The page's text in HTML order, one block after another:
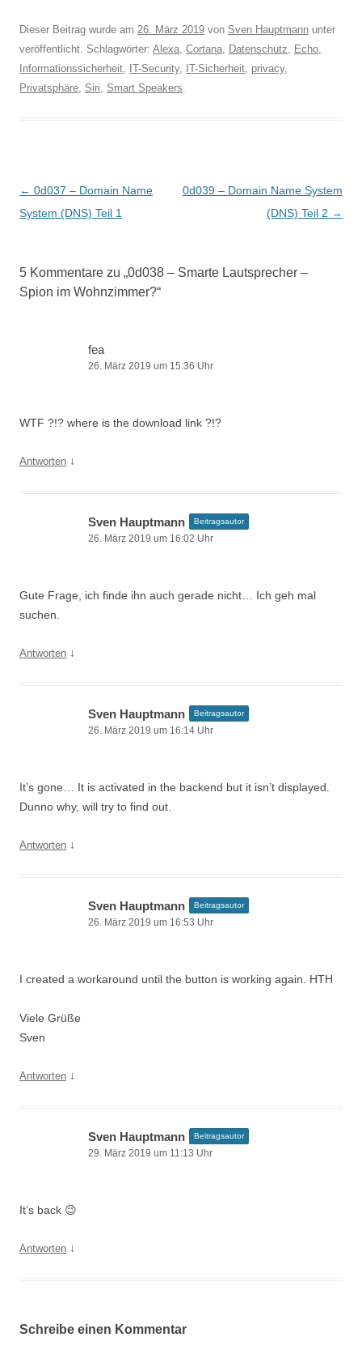
Dieser Beitrag wurde am 26. März 2019 von Sven Hauptmann unter
veröffentlicht. Schlagwörter: Alexa, Cortana, Datenschutz, Echo,
Informationssicherheit, IT-Security, IT-Sicherheit, privacy,
Privatsphäre, Siri, Smart Speakers.
Beitragsnavigation
← 0d037 – Domain Name
System (DNS) Teil 1
0d039 – Domain Name System
(DNS) Teil 2 →
5 Kommentare zu „0d038 – Smarte Lautsprecher –
Spion im Wohnzimmer?“
fea
26. März 2019 um 15:36 Uhr
WTF ?!? where is the download link ?!?
Antworten ↓
Sven Hauptmann Beitragsautor
26. März 2019 um 16:02 Uhr
Gute Frage, ich finde ihn auch gerade nicht… Ich geh mal
suchen.
Antworten ↓
Sven Hauptmann Beitragsautor
26. März 2019 um 16:14 Uhr
It’s gone… It is activated in the backend but it isn’t displayed.
Dunno why, will try to find out.
Antworten ↓
Sven Hauptmann Beitragsautor
26. März 2019 um 16:53 Uhr
I created a workaround until the button is working again. HTH
Viele Grüße
Sven
Antworten ↓
Sven Hauptmann Beitragsautor
29. März 2019 um 11:13 Uhr
It’s back 😉
Antworten ↓
Schreibe einen Kommentar